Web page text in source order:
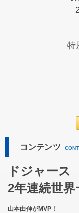
特
コンテンツ
ドジャース
2年連続世界
山本由伸がMVP！